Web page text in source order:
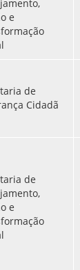
INFORMAÇÃO
(PERGUNTAS
CIPA
CONSADE
e
de
Cidadã
de
e